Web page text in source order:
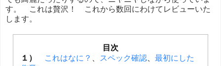
す。 これは贅沢！ これから数回にわけてレビューいた
します。
目次
１）
これはなに？ スペック確認
最初にした